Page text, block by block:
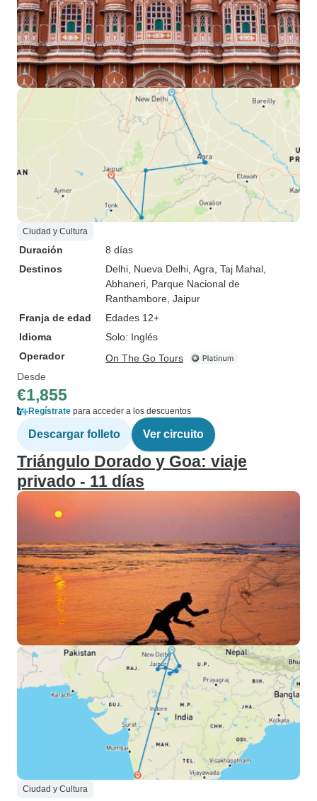
Ciudad y Cultura
Duración
8 días
Destinos
Delhi , Nueva Delhi , Agra , Taj Mahal
Abhaneri , Parque Nacional de
Ranthambore , Jaipur
Franja de edad
Edades 12+
Idioma
Solo: Inglés
Operador
On The Go Tours
Desde
€1,855
Regístrate para acceder a los descuentos
Descargar folleto Ver circuito
Triángulo Dorado y Goa: viaje
privado - 11 días
Ciudad y Cultura